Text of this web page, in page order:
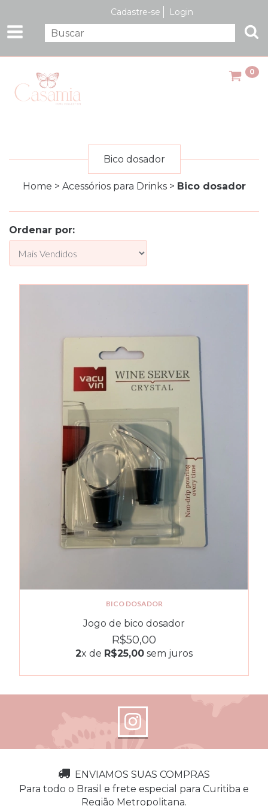
Cadastre-se Login
0
Bico dosador
Home > Acessórios para Drinks > Bico dosador
Ordenar por:
BICO DOSADOR
Jogo de bico dosador
R$50,00
2x de R$25,00 sem juros
ENVIAMOS SUAS COMPRAS
Para todo o Brasil e frete especial para Curitiba e
Região Metropolitana.